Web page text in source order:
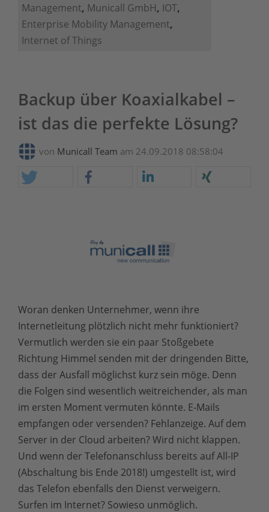
Management, Municall GmbH, IOT,
Enterprise Mobility Management,
Internet of Things
Backup über Koaxialkabel –
ist das die perfekte Lösung?
von Municall Team am 24.09.2018 08:58:04
Woran denken Unternehmer, wenn ihre
Internetleitung plötzlich nicht mehr funktioniert?
Vermutlich werden sie ein paar Stoßgebete
Richtung Himmel senden mit der dringenden Bitte,
dass der Ausfall möglichst kurz sein möge. Denn
die Folgen sind wesentlich weitreichender, als man
im ersten Moment vermuten könnte. E-Mails
empfangen oder versenden? Fehlanzeige. Auf dem
Server in der Cloud arbeiten? Wird nicht klappen.
Und wenn der Telefonanschluss bereits auf All-IP
(Abschaltung bis Ende 2018!) umgestellt ist, wird
das Telefon ebenfalls den Dienst verweigern.
Surfen im Internet? Sowieso unmöglich.